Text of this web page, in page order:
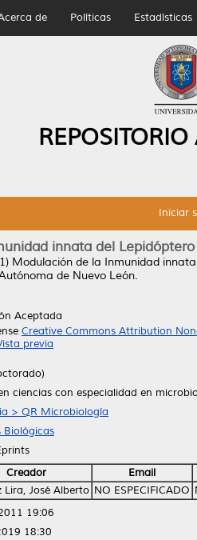
de Políticas Estadísticas
Iniciar
innata del
Modulación de la Inmunidad
de Nuevo León.
Aceptada
Creative Commons Attribution
previa
ciencias con especialidad en
> QR Microbiología
Biológicas
Creador
Email
Lira, José Alberto NO ESPECIFICADO
19:06
18:30